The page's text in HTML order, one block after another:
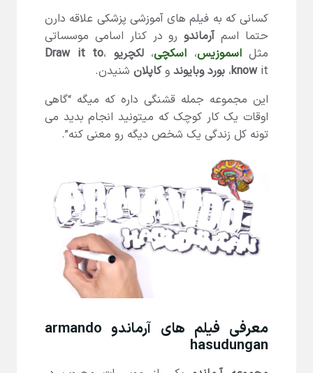
کسانی که به فیلم های آموزشی پزشکی علاقه دارن
حتما اسمآرماندورو در کنار اسامی موسساتی
مثلاسموزیس، اسکچی،لکچریو ،Draw it to
knowit، بورد وبایوند وکاپلان شنیدن.
این مجموعه جمله قشنگی داره که میگه “گاهی
اوقات یک کار کوچک که میتونید انجام بدید می
تونه کل زندگی یک شخص دیگه رو معنی کنه”.
معرفی فیلم های آرماندو armando
hasudungan